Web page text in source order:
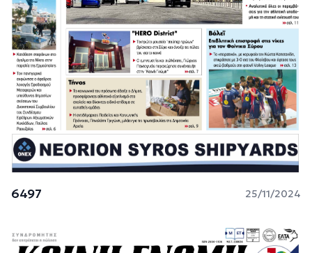
6497 25/11/2024